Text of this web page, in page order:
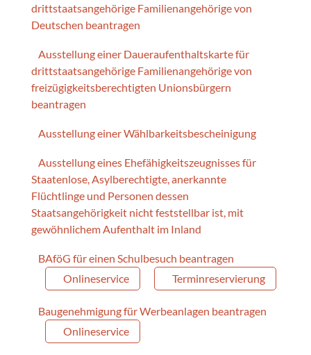
drittstaatsangehörige Familienangehörige von
Deutschen beantragen
Ausstellung einer Daueraufenthaltskarte für
drittstaatsangehörige Familienangehörige von
freizügigkeitsberechtigten Unionsbürgern
beantragen
Ausstellung einer Wählbarkeitsbescheinigung
Ausstellung eines Ehefähigkeitszeugnisses für
Staatenlose, Asylberechtigte, anerkannte
Flüchtlinge und Personen dessen
Staatsangehörigkeit nicht feststellbar ist, mit
gewöhnlichem Aufenthalt im Inland
BAföG für einen Schulbesuch beantragen
Onlineservice
Terminreservierung
Baugenehmigung für Werbeanlagen beantragen
Onlineservice